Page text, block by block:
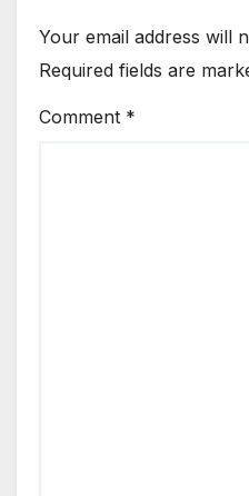
Your email address will
Required fields are
Comment *